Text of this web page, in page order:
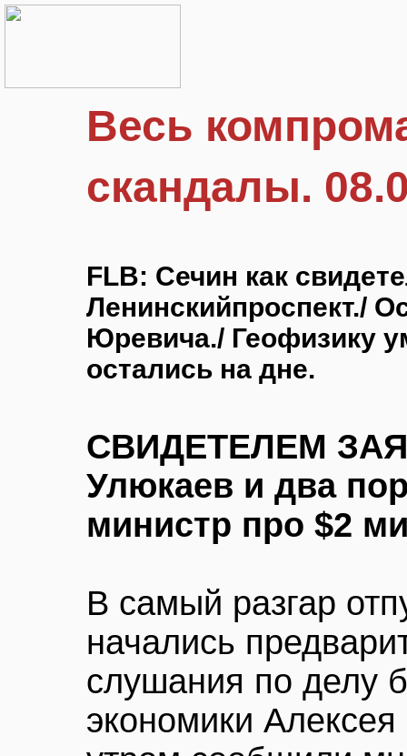
Весь
скандалы.
FLB: Сечин как
Ленинскийпроспект./
Юревича./ Геофизику
остались на дне.
СВИДЕТЕЛЕМ
Улюкаев и два
министр про $2
В самый разгар
начались
слушания по делу
экономики